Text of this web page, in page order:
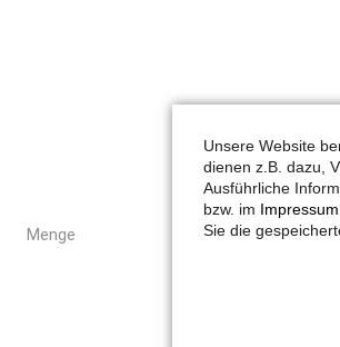
Menge
Unsere Website
dienen z.B. dazu,
Ausführliche
bzw. im Impressum
Sie die